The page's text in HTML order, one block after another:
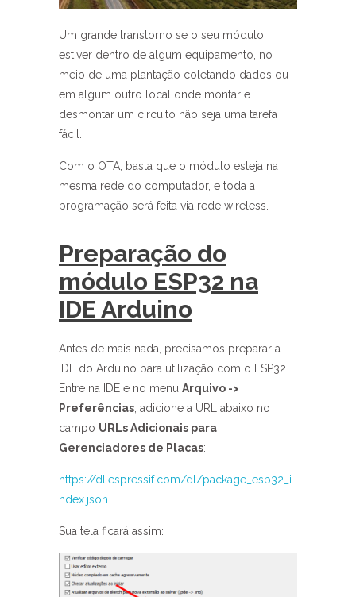
Um grande transtorno se o seu módulo
estiver dentro de algum equipamento, no
meio de uma plantação coletando dados ou
em algum outro local onde montar e
desmontar um circuito não seja uma tarefa
fácil.
Com o OTA, basta que o módulo esteja na
mesma rede do computador, e toda a
programação será feita via rede wireless.
Preparação do
módulo ESP32 na
IDE Arduino
Antes de mais nada, precisamos preparar a
IDE do Arduino para utilização com o ESP32.
Entre na IDE e no menu Arquivo ->
Preferências , adicione a URL abaixo no
campo URLs Adicionais para
Gerenciadores de Placas:
https://dl.espressif.com/dl/package_esp32_i
ndex.json
Sua tela ficará assim: